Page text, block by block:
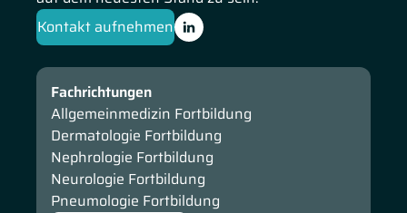
Kontakt aufnehmen
Fachrichtungen
Allgemeinmedizin Fortbildung
Dermatologie Fortbildung
Nephrologie Fortbildung
Neurologie Fortbildung
Pneumologie Fortbildung